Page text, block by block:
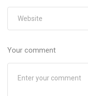
Your comment